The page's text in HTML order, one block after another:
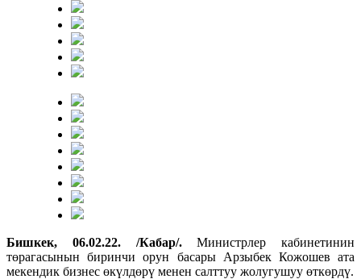
Бишкек, 06.02.22. /Кабар/.Министрлер кабинетинин
төрагасынын биринчи орун басары Арзыбек Кожошев ата
мекендик бизнес өкүлдөрү менен салттуу жолугушуу өткөрдү.